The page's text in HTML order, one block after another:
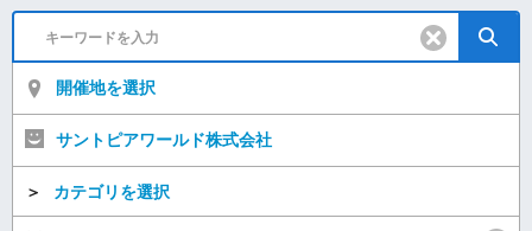
開催地を選択
サントピアワールド株式会社
＞ カテゴリを選択